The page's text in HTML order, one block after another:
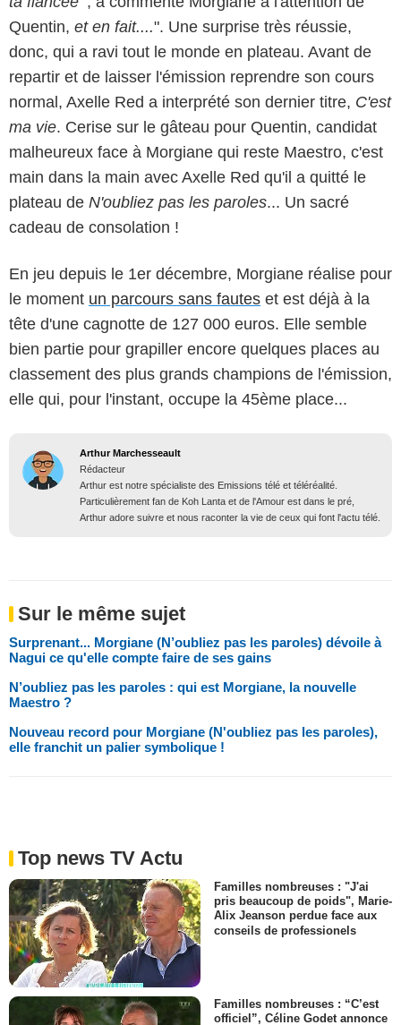
Quentin, et en fait....". Une surprise très réussie,
donc, qui a ravi tout le monde en plateau. Avant de
repartir et de laisser l'émission reprendre son cours
normal, Axelle Red a interprété son dernier titre, C'est
ma vie. Cerise sur le gâteau pour Quentin, candidat
malheureux face à Morgiane qui reste Maestro, c'est
main dans la main avec Axelle Red qu'il a quitté le
plateau de N'oubliez pas les paroles... Un sacré
cadeau de consolation !
En jeu depuis le 1er décembre, Morgiane réalise pour
le moment un parcours sans fautes et est déjà à la
tête d'une cagnotte de 127 000 euros. Elle semble
bien partie pour grapiller encore quelques places au
classement des plus grands champions de l'émission,
elle qui, pour l'instant, occupe la 45ème place...
Arthur Marchesseault
Rédacteur
Arthur est notre spécialiste des Emissions télé et téléréalité.
Particulièrement fan de Koh Lanta et de l'Amour est dans le pré,
Arthur adore suivre et nous raconter la vie de ceux qui font l'actu télé.
Sur le même sujet
Surprenant... Morgiane (N’oubliez pas les paroles) dévoile à
Nagui ce qu'elle compte faire de ses gains
N’oubliez pas les paroles : qui est Morgiane, la nouvelle
Maestro ?
Nouveau record pour Morgiane (N'oubliez pas les paroles),
elle franchit un palier symbolique !
Top news TV Actu
Familles nombreuses : "J'ai
pris beaucoup de poids", Marie-
Alix Jeanson perdue face aux
conseils de professionels
Familles nombreuses : “C’est
officiel”, Céline Godet annonce